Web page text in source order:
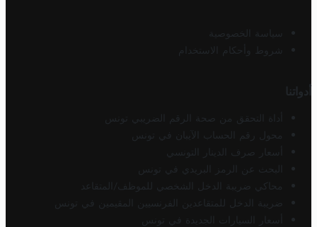
سياسة الخصوصية
شروط وأحكام الاستخدام
أدواتنا
أداة التحقق من صحة الرقم الضريبي تونس
محول رقم الحساب الآيبان في تونس
أسعار صرف الدينار التونسي
البحث عن الرمز البريدي في تونس
محاكي ضريبة الدخل الشخصي للموظف/المتقاعد
ضريبة الدخل للمتقاعدين الفرنسيين المقيمين في تونس
أسعار السيارات الجديدة في تونس